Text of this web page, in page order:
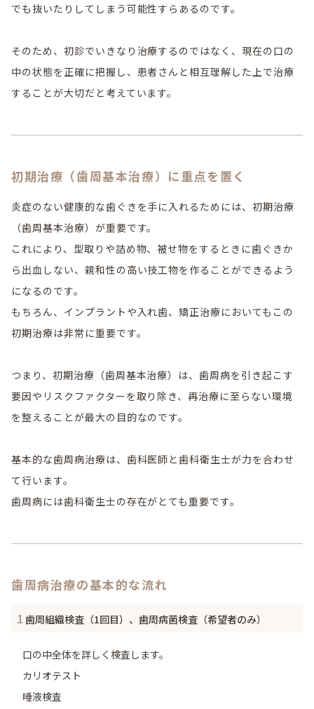
でも抜いたりしてしまう可能性すらあるのです。
そのため、初診でいきなり治療するのではなく、現在の口の
中の状態を正確に把握し、患者さんと相互理解した上で治療
することが大切だと考えています。
初期治療（歯周基本治療）に重点を置く
炎症のない健康的な歯ぐきを手に入れるためには、初期治療
（歯周基本治療）が重要です。
これにより、型取りや詰め物、被せ物をするときに歯ぐきか
ら出血しない、親和性の高い技工物を作ることができるよう
になるのです。
もちろん、インプラントや入れ歯、矯正治療においてもこの
初期治療は非常に重要です。
つまり、初期治療（歯周基本治療）は、歯周病を引き起こす
要因やリスクファクターを取り除き、再治療に至らない環境
を整えることが最大の目的なのです。
基本的な歯周病治療は、歯科医師と歯科衛生士が力を合わせ
て行います。
歯周病には歯科衛生士の存在がとても重要です。
歯周病治療の基本的な流れ
1 歯周組織検査（1回目）、歯周病菌検査（希望者のみ）
口の中全体を詳しく検査します。
カリオテスト
唾液検査